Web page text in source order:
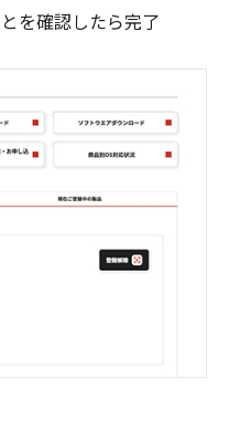
を確認したら完了